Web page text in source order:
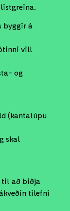
byggir á
vill
og
(kantalúpu
skal
til að biðja
tilefni